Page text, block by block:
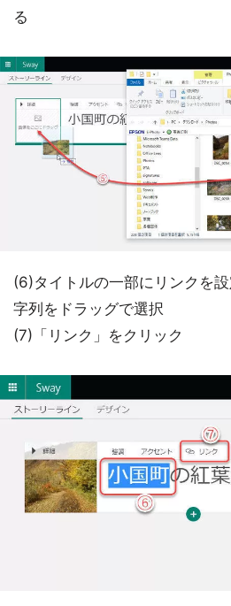
る
(6)タイトルの一部にリンクを
字列をドラッグで選択
(7)「リンク」をクリック